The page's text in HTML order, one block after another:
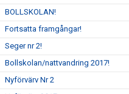
BOLLSKOLAN!
Fortsatta framgångar!
Seger nr 2!
Bollskolan/nattvandring 2017!
Nyförvärv Nr 2